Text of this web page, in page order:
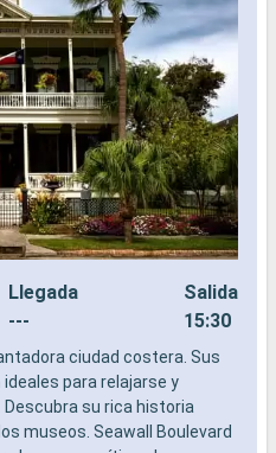
Llegada
---
Salida
15:30
ciudad costera. Sus
para relajarse y
su rica historia
museos. Seawall Boulevard